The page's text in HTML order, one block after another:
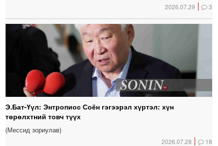
2026.07.29 3
Э.Бат-Үүл: Энтропиос Соён гэгээрэл хүртэл: хүн
төрөлхтний товч түүх
(Мессид зориулав)
2026.07.28 18